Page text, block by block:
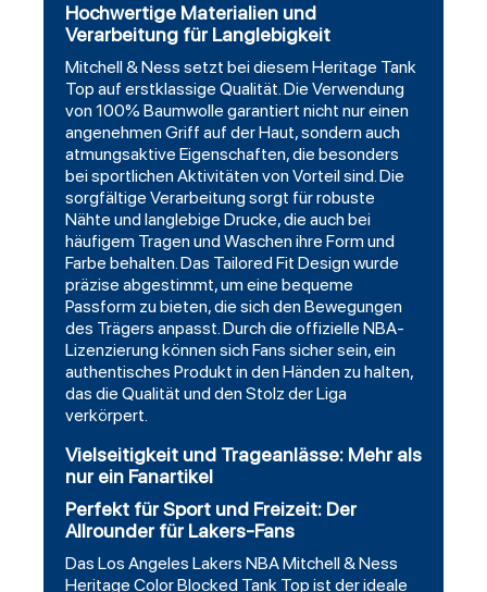
Hochwertige Materialien und
Verarbeitung für Langlebigkeit
Mitchell & Ness setzt bei diesem Heritage Tank
Top auf erstklassige Qualität. Die Verwendung
von 100% Baumwolle garantiert nicht nur einen
angenehmen Griff auf der Haut, sondern auch
atmungsaktive Eigenschaften, die besonders
bei sportlichen Aktivitäten von Vorteil sind. Die
sorgfältige Verarbeitung sorgt für robuste
Nähte und langlebige Drucke, die auch bei
häufigem Tragen und Waschen ihre Form und
Farbe behalten. Das Tailored Fit Design wurde
präzise abgestimmt, um eine bequeme
Passform zu bieten, die sich den Bewegungen
des Trägers anpasst. Durch die offizielle NBA-
Lizenzierung können sich Fans sicher sein, ein
authentisches Produkt in den Händen zu halten,
das die Qualität und den Stolz der Liga
verkörpert.
Vielseitigkeit und Trageanlässe: Mehr als
nur ein Fanartikel
Perfekt für Sport und Freizeit: Der
Allrounder für Lakers-Fans
Das Los Angeles Lakers NBA Mitchell & Ness
Heritage Color Blocked Tank Top ist der ideale